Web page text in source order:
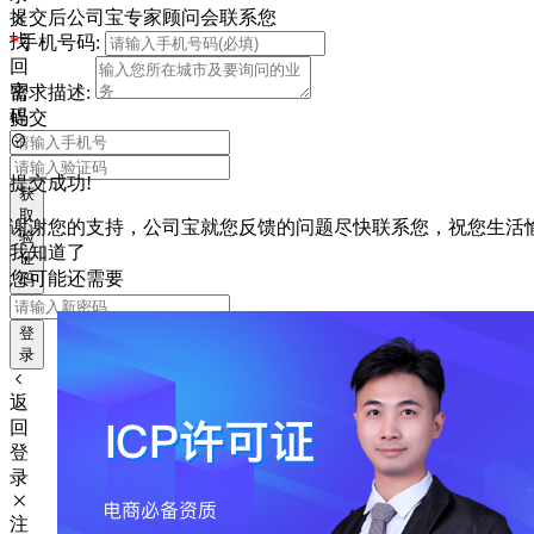
找
回
密
码
获
取
验
证
码
登
录
返
回
登
录
注
提交后公司宝专家顾问会联系您
*手机号码:
需求描述:
提交
提交成功!
谢谢您的支持，公司宝就您反馈的问题尽快联系您，祝您生活
我知道了
您可能还需要